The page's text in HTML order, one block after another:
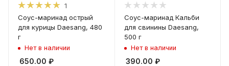
1
Соус-маринад острый
для курицы Daesang, 480
г
Нет в наличии
650.00 ₽
Соус-маринад Кальби
для свинины Daesang,
500 г
Нет в наличии
390.00 ₽